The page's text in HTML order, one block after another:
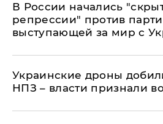
В России начались
репрессии" против
выступающей за мир с
Украинские дроны
НПЗ – власти признали